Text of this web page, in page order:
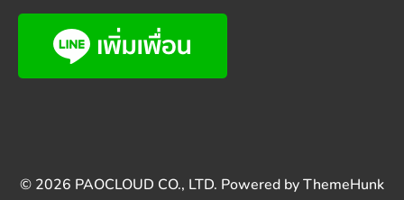
© 2026 PAOCLOUD CO., LTD. Powered byThemeHunk